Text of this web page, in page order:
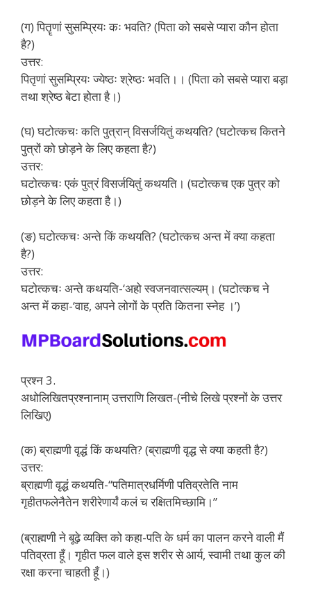
(ग) पितॄणां सुसम्प्रियः कः भवति? (पिता को सबसे प्यारा कौन होता
है?)
उत्तर:
पितृणां सुसम्प्रियः ज्येष्ठः श्रेष्ठः भवति।। (पिता को सबसे प्यारा बड़ा
तथा श्रेष्ठ बेटा होता है।)
(घ) घटोत्कचः कति पुत्रान् विसर्जयितुं कथयति? (घटोत्कच कितने
पुत्रों को छोड़ने के लिए कहता है?)
उत्तर:
घटोत्कचः एकं पुत्रं विसर्जयितुं कथयति। (घटोत्कच एक पुत्र को
छोड़ने के लिए कहता है।)
(ङ) घटोत्कचः अन्ते किं कथयति? (घटोत्कच अन्त में क्या कहता
है?)
उत्तर:
घटोत्कचः अन्ते कथयति-‘अहो स्वजनवात्सल्यम्। (घटोत्कच ने
अन्त में कहा-‘वाह, अपने लोगों के प्रति कितना स्नेह ।’)
प्रश्न 3.
अधोलिखितप्रश्नानाम् उत्तराणि लिखत-(नीचे लिखे प्रश्नों के उत्तर
लिखिए)
(क) ब्राह्मणी वृद्धं किं कथयति? (ब्राह्मणी वृद्ध से क्या कहती है?)
उत्तर:
ब्राह्मणी वृद्धं कथयति-“पतिमात्रधर्मिणी पतिव्रतेति नाम
गृहीतफलेनैतेन शरीरेणार्यं कलं च रक्षितमिच्छामि।”
(ब्राह्मणी ने बूढ़े व्यक्ति को कहा-पति के धर्म का पालन करने वाली मैं
पतिव्रता हूँ। गृहीत फल वाले इस शरीर से आर्य, स्वामी तथा कुल की
रक्षा करना चाहती हूँ।)